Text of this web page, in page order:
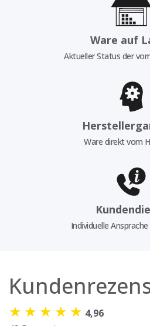
Ware auf
Aktueller Status der
Ware direkt vom
Individuelle
★ ★ ★ ★ ★ 4,96